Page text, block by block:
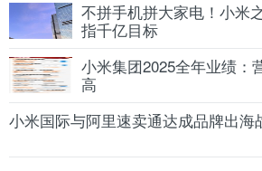
不拼手机拼大家电！小米
指千亿目标
小米集团2025全年业绩：
高
小米国际与阿里速卖通达成品牌出海